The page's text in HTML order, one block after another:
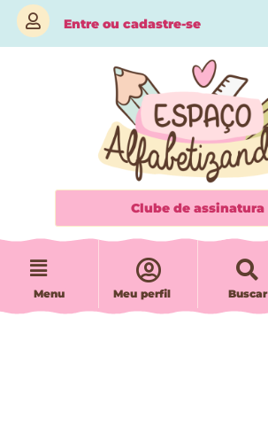
Entre oucadastre-se
Clube de assinatura
Menu Meu perfil Buscar